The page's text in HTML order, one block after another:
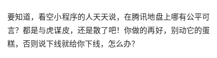
要知道，看空小程序的人天天说，在腾讯地盘上哪有公平可
言？都是与虎谋皮，还是散了吧！你做的再好，别动它的蛋
糕，否则说下线就给你下线，怎么办？